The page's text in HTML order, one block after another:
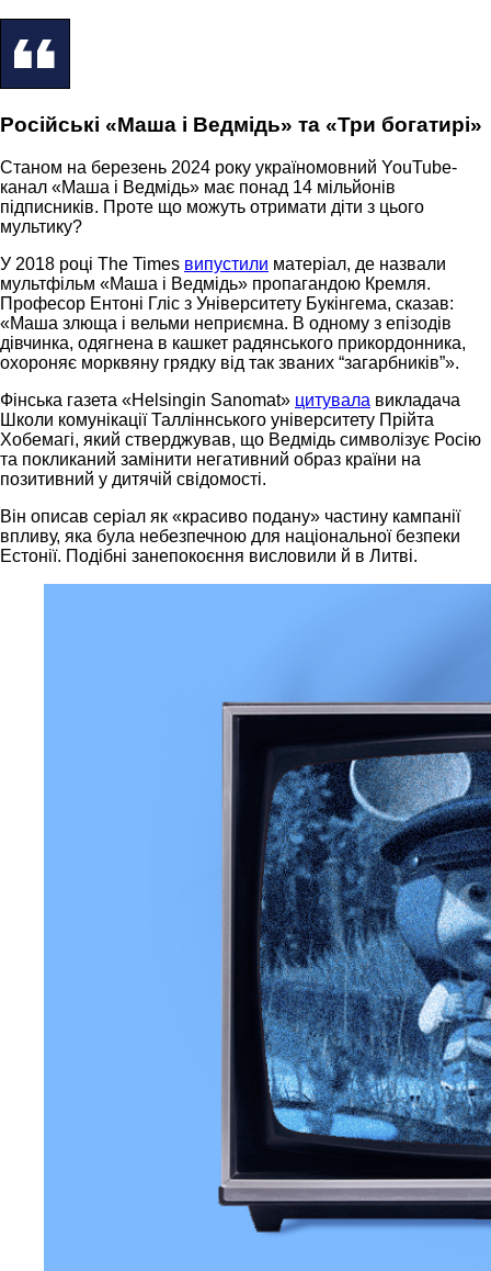
Російські «Маша і Ведмідь» та «Три богатирі»
Станом на березень 2024 року україномовний YouTube-
канал «Маша і Ведмідь» має понад 14 мільйонів
підписників. Проте що можуть отримати діти з цього
мультику?
У 2018 році The Times випустили матеріал, де назвали
мультфільм «Маша і Ведмідь» пропагандою Кремля.
Професор Ентоні Гліс з Університету Букінгема, сказав:
«Маша злюща і вельми неприємна. В одному з епізодів
дівчинка, одягнена в кашкет радянського прикордонника,
охороняє морквяну грядку від так званих “загарбників”».
Фінська газета «Helsingin Sanomat» цитувала викладача
Школи комунікації Талліннського університету Прійта
Хобемагі, який стверджував, що Ведмідь символізує Росію
та покликаний замінити негативний образ країни на
позитивний у дитячій свідомості.
Він описав серіал як «красиво подану» частину кампанії
впливу, яка була небезпечною для національної безпеки
Естонії. Подібні занепокоєння висловили й в Литві.